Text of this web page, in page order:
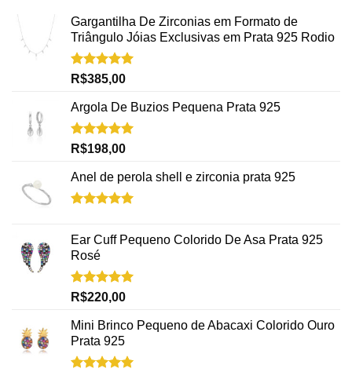
Gargantilha De Zirconias em Formato de
Triângulo Jóias Exclusivas em Prata 925 Rodio
Avaliação
R$385,00
Argola De Buzios Pequena Prata 925
Avaliação
R$198,00
Anel de perola shell e zirconia prata 925
Ear Cuff Pequeno Colorido De Asa Prata 925
Rosé
Avaliação
R$220,00
Mini Brinco Pequeno de Abacaxi Colorido Ouro
Prata 925